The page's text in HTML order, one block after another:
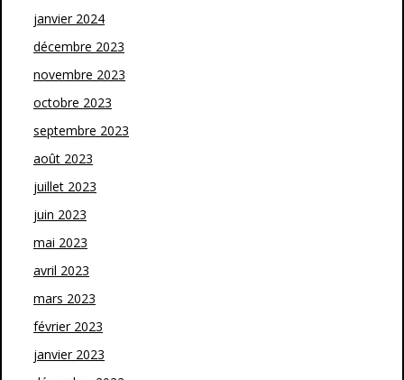
janvier 2024
décembre 2023
novembre 2023
octobre 2023
septembre 2023
août 2023
juillet 2023
juin 2023
mai 2023
avril 2023
mars 2023
février 2023
janvier 2023